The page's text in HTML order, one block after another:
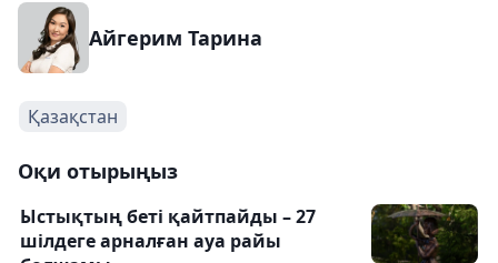
Айгерим Тарина
Қазақстан
Оқи отырыңыз
Ыстықтың беті қайтпайды – 27
шілдеге арналған ауа райы